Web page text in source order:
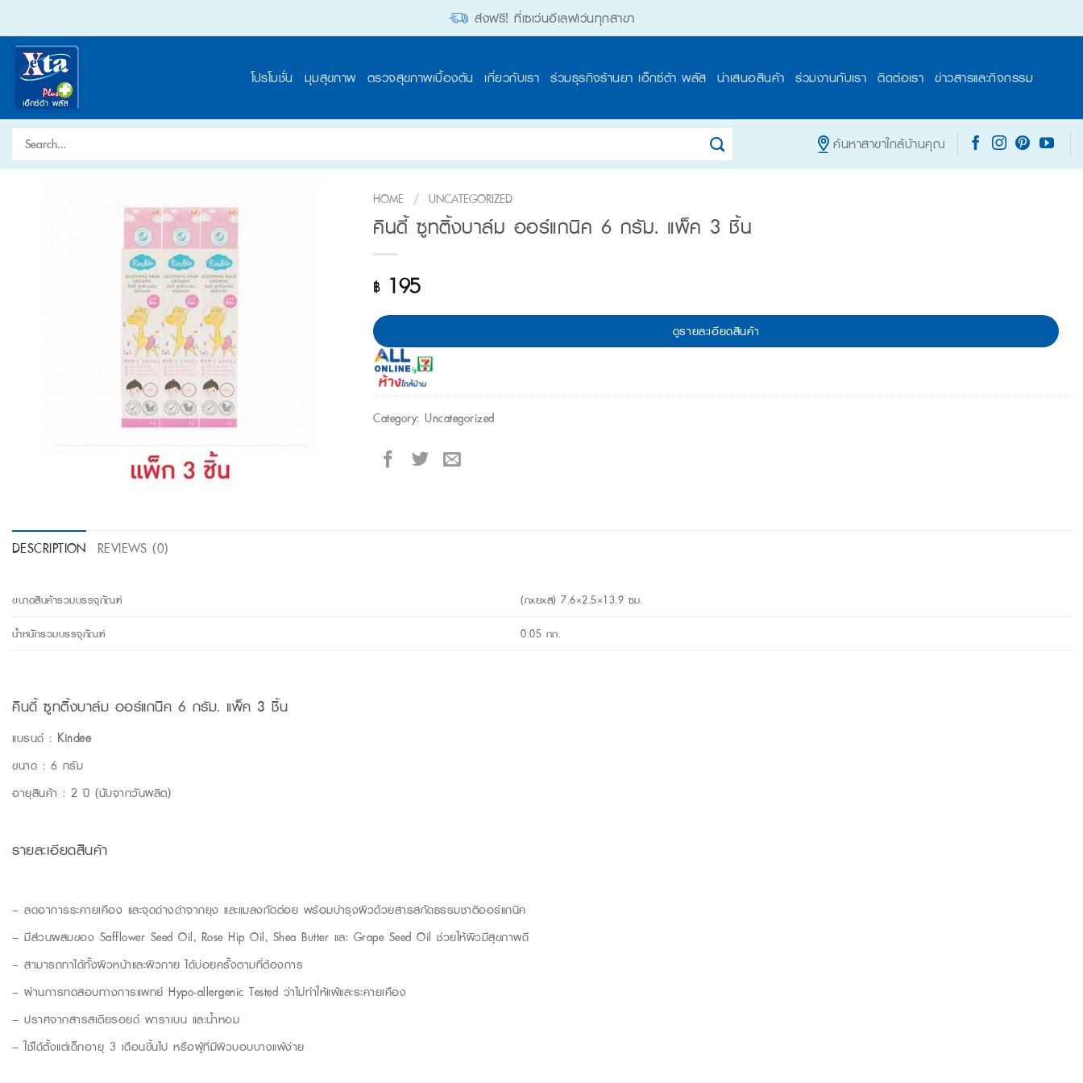
content
ส่งฟรี! ที่เซเว่นอีเลฟเว่นทุกสาขา
โปรโมชั่น มุมสุขภาพ ตรวจสุขภาพเบื้องต้น เกี่ยวกับเรา ร่วมธุรกิจร้านยา เอ็กซ์ต้า พลัส นำเสนอสินค้า ร่วมงานกับเรา ติดต่อเรา ข่าวสารและกิจกรรม
Search
for:
ค้นหาสาขาใกล้บ้านคุณ
HOME / UNCATEGORIZED
คินดี้ ซูทติ้งบาล์ม ออร์แกนิค 6 กรัม. แพ็ค 3 ชิ้น
฿195
ดูรายละเอียดสินค้า
Category: Uncategorized
DESCRIPTION REVIEWS (0)
ขนาดสินค้ารวมบรรจุภัณฑ์
(กxยxส) 7.6×2.5×13.9 ซม.
น้ำหนักรวมบรรจุภัณฑ์
0.05 กก.
คินดี้ ซูทติ้งบาล์ม ออร์แกนิค 6 กรัม. แพ็ค 3 ชิ้น
แบรนด์ : Kindee
ขนาด : 6 กรัม
อายุสินค้า : 2 ปี (นับจากวันผลิต)
รายละเอียดสินค้า
– ลดอาการระคายเคือง และจุดด่างดำจากยุง และแมลงกัดต่อย พร้อมบำรุงผิวด้วยสารสกัดธรรมชาติออร์แกนิค
– มีส่วนผสมของ Safflower Seed Oil, Rose Hip Oil, Shea Butter และ Grape Seed Oil ช่วยให้ผิวมีสุขภาพดี
– สามารถทาได้ทั้งผิวหน้าและผิวกาย ได้บ่อยครั้งตามที่ต้องการ
– ผ่านการทดสอบทางการแพทย์ Hypo-allergenic Tested ว่าไม่ทำให้แพ้และระคายเคือง
– ปราศจากสารสเตียรอยด์ พาราเบน และน้้ำหอม
– ใช้ได้ตั้งแต่เด็กอายุ 3 เดือนขึ้นไป หรือผู้ที่มีผิวบอบบางแพ้ง่าย